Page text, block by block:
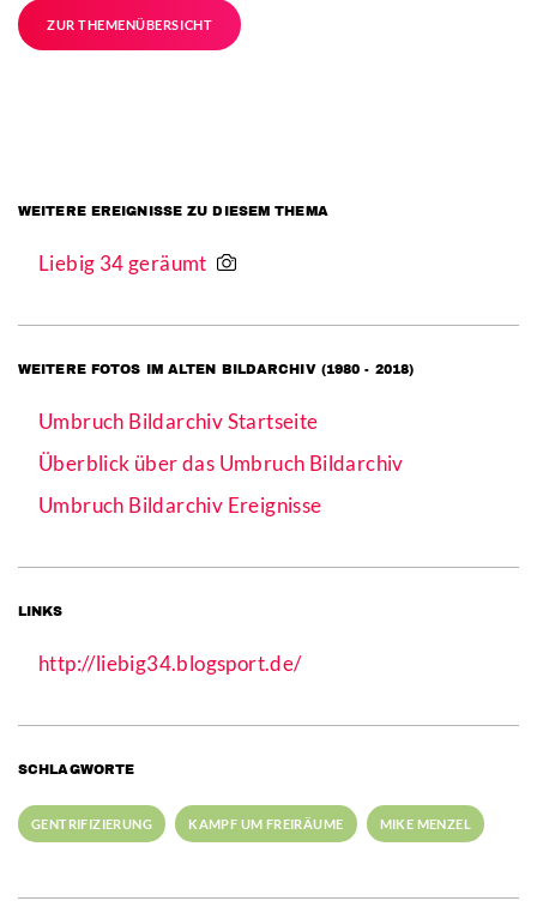
ZUR THEMENÜBERSICHT
WEITERE EREIGNISSE ZU DIESEM THEMA
Liebig 34 geräumt
WEITERE FOTOS IM ALTEN BILDARCHIV (1980 - 2018)
Umbruch Bildarchiv Startseite
Überblick über das Umbruch Bildarchiv
Umbruch Bildarchiv Ereignisse
LINKS
http://liebig34.blogsport.de/
SCHLAGWORTE
GENTRIFIZIERUNG KAMPF UM FREIRÄUME MIKE MENZEL